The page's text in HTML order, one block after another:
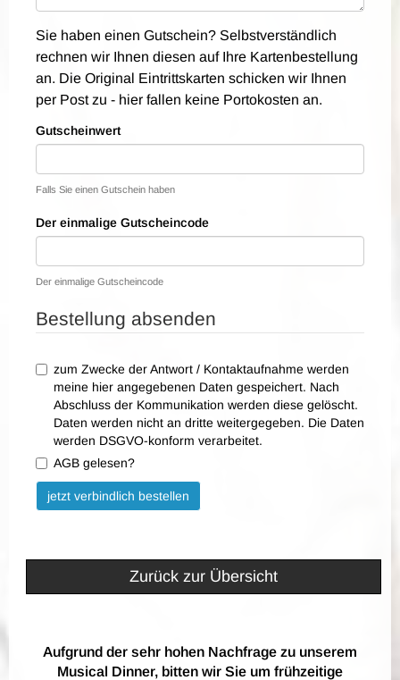
Sie haben einen Gutschein? Selbstverständlich
rechnen wir Ihnen diesen auf Ihre Kartenbestellung
an. Die Original Eintrittskarten schicken wir Ihnen
per Post zu - hier fallen keine Portokosten an.
Gutscheinwert
Falls Sie einen Gutschein haben
Der einmalige Gutscheincode
Der einmalige Gutscheincode
Bestellung absenden
zum Zwecke der Antwort / Kontaktaufnahme werden
meine hier angegebenen Daten gespeichert. Nach
Abschluss der Kommunikation werden diese gelöscht.
Daten werden nicht an dritte weitergegeben. Die Daten
werden DSGVO-konform verarbeitet.
AGB gelesen?
Bitte nicht ausfüllen.
jetzt verbindlich bestellen
Zurück zur Übersicht
Aufgrund der sehr hohen Nachfrage zu unserem
Musical Dinner, bitten wir Sie um frühzeitige